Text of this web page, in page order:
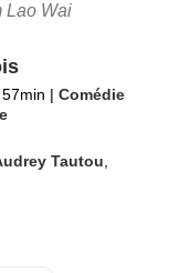
Lao Wai
| Comédie
Tautou